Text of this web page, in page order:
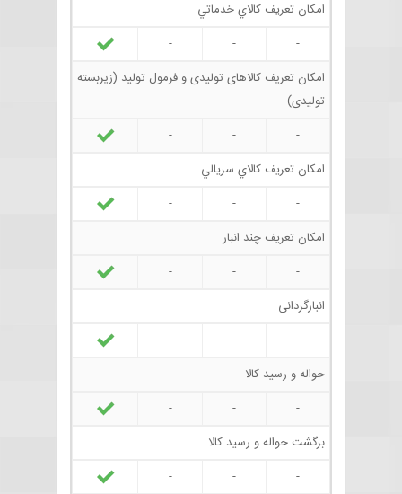
امکان تعريف کالاي خدماتي
-
-
-
امکان تعریف کالاهای تولیدی و فرمول تولید (زیربسته
تولیدی)
-
-
-
امکان تعريف کالاي سريالي
-
-
-
امکان تعريف چند انبار
-
-
-
انبارگردانی
-
-
-
حواله و رسید کالا
-
-
-
برگشت حواله و رسید کالا
-
-
-